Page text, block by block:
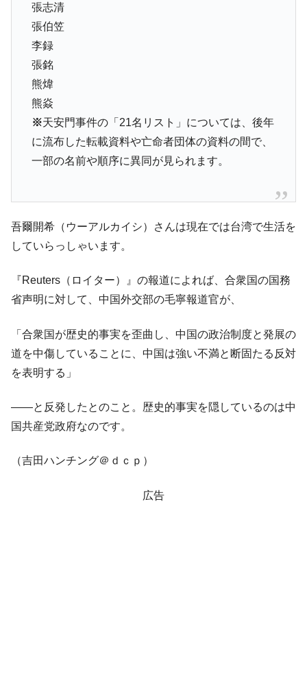
張志清
張伯笠
李録
張銘
熊煒
熊焱
※天安門事件の「21名リスト」については、後年
に流布した転載資料や亡命者団体の資料の間で、
一部の名前や順序に異同が見られます。
吾爾開希（ウーアルカイシ）さんは現在では台湾で生活を
していらっしゃいます。
『Reuters（ロイター）』の報道によれば、合衆国の国務
省声明に対して、中国外交部の毛寧報道官が、
「合衆国が歴史的事実を歪曲し、中国の政治制度と発展の
道を中傷していることに、中国は強い不満と断固たる反対
を表明する」
――と反発したとのこと。歴史的事実を隠しているのは中
国共産党政府なのです。
（吉田ハンチング＠ｄｃｐ）
広告